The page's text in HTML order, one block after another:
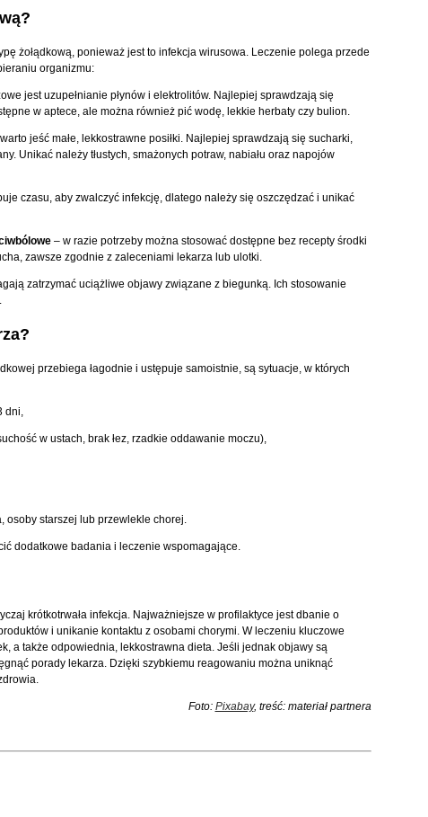
żołądkową, ponieważ jest to infekcja wirusowa. Leczenie polega przede
organizmu:
jest uzupełnianie płynów i elektrolitów. Najlepiej sprawdzają się
w aptece, ale można również pić wodę, lekkie herbaty czy bulion.
jeść małe, lekkostrawne posiłki. Najlepiej sprawdzają się sucharki,
Unikać należy tłustych, smażonych potraw, nabiału oraz napojów
czasu, aby zwalczyć infekcję, dlatego należy się oszczędzać i unikać
– w razie potrzeby można stosować dostępne bez recepty środki
zawsze zgodnie z zaleceniami lekarza lub ulotki.
zatrzymać uciążliwe objawy związane z biegunką. Ich stosowanie
przebiega łagodnie i ustępuje samoistnie, są sytuacje, w których
dni,
w ustach, brak łez, rzadkie oddawanie moczu),
osoby starszej lub przewlekle chorej.
dodatkowe badania i leczenie wspomagające.
krótkotrwała infekcja. Najważniejsze w profilaktyce jest dbanie o
i unikanie kontaktu z osobami chorymi. W leczeniu kluczowe
a także odpowiednia, lekkostrawna dieta. Jeśli jednak objawy są
porady lekarza. Dzięki szybkiemu reagowaniu można uniknąć
Foto: Pixabay, treść: materiał partnera